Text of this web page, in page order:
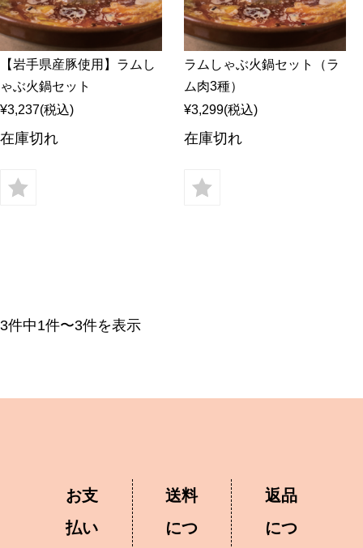
ラムスペアリブ
ラムショートロイン
ラムテンダーロイン
ラムTボーンステーキ
セッ
ジン
ジン
【岩手県産豚使用】ラムし
ゃぶ火鍋セット
¥3,237(税込)
在庫切れ
ラムしゃぶ火鍋セット（ラ
ム肉3種）
¥3,299(税込)
在庫切れ
3件中1件〜3件を表示
お支
払い
送料
につ
返品
につ